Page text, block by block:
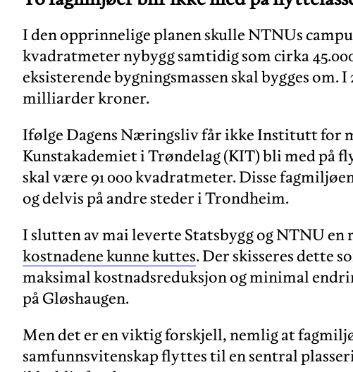
I den opprinnelige planen skulle NTNUs
kvadratmeter nybygg samtidig som cirka
eksisterende bygningsmassen skal bygges om. I
milliarder kroner.
Ifølge Dagens Næringsliv får ikke Institutt for
Kunstakademiet i Trøndelag (KIT) bli med på
skal være 91 000 kvadratmeter. Disse
og delvis på andre steder i Trondheim.
I slutten av mai leverte Statsbygg og NTNU en
kostnadene kunne kuttes. Der skisseres dette
maksimal kostnadsreduksjon og minimal
på Gløshaugen.
Men det er en viktig forskjell, nemlig at
samfunnsvitenskap flyttes til en sentral